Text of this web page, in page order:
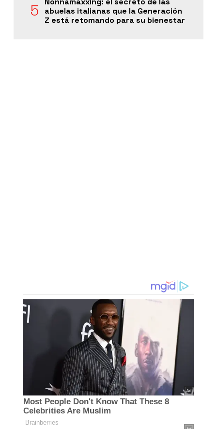
abuelas italianas que la Generación
Z está retomando para su bienestar